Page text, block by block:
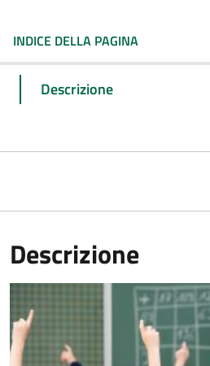
INDICE DELLA PAGINA
Descrizione
Descrizione